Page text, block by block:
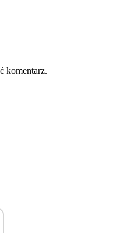
komentarz.